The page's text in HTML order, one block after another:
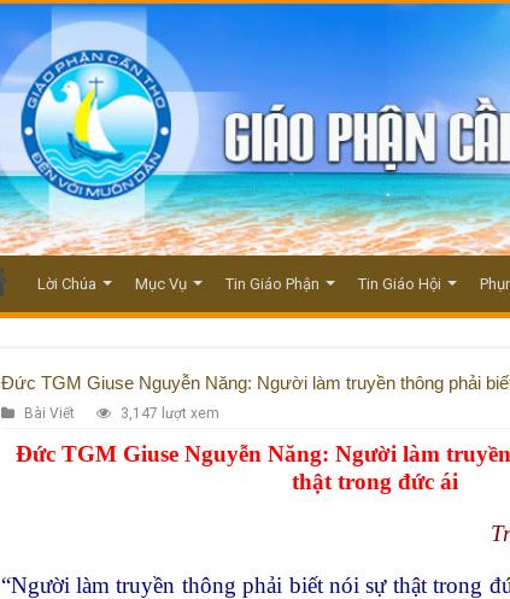
Lời Chúa Mục Vụ Tin Giáo Phận Tin Giáo Hội
Đức TGM Giuse Nguyễn Năng: Người làm truyền thông phải
Bài Viết 3,147 lượt xem
Đức TGM Giuse Nguyễn Năng: Người làm
thật trong đức ái
“Người làm truyền thông phải biết nói sự thật trong